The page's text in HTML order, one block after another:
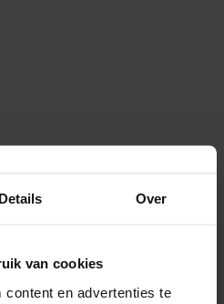
Details Over
van cookies
en advertenties te